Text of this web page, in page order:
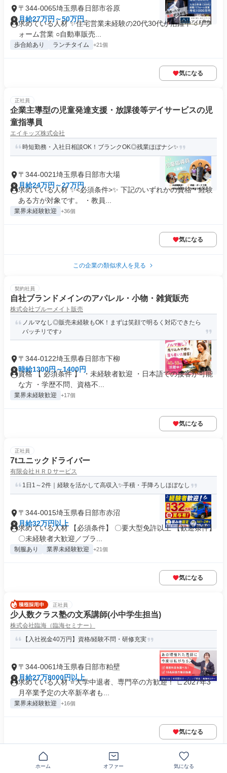
〒344-0065埼玉県春日部市谷原
月給27万円～50万円
求めている人材 ✨住宅営業未経験の20代30代が活躍中 ○リフ
ォーム営業 ○自動車販売...
歩合給あり ランチタイム +21個
気になる
正社員
企業主導型の児童発達支援・放課後等デイサービスの児
童指導員
エイキッズ株式会社
時短勤務・入社日相談OK！ブランクOK◎残業ほぼナシ✨
〒344-0021埼玉県春日部市大場
月給24万円～27万円
求めている人材 ✨<必須条件>✨ 下記のいずれかの資格・経験
ある方が対象です。 ・教員...
業界未経験歓迎 +36個
気になる
この企業の類似求人を見る
契約社員
自社ブランドメインのアパレル・小物・雑貨販売
株式会社ブルーメイト販売
ノルマなし◎販売未経験もOK！まずは笑顔で明るく対応できたら
バッチリです♪
〒344-0122埼玉県春日部市下柳
時給1300円～1400円
資格 【 必須条件 】 ・未経験者歓迎 ・日本語での接客が可能
な方 ・学歴不問、資格不...
業界未経験歓迎 +17個
気になる
正社員
7tユニックドライバー
有限会社ＨＲＤサービス
1日1～2件｜経験を活かして高収入✨手積・手降ろしほぼなし
〒344-0015埼玉県春日部市赤沼
月給32万円以上
求めている人材 【必須条件】 〇要大型免許以上 【歓迎条件】
〇未経験者大歓迎／ブラ...
制服あり 業界未経験歓迎 +21個
気になる
正社員
少人数クラス塾の文系講師(小中学生担当)
株式会社臨海（臨海セミナー）
【入社祝金40万円】資格/経験不問・研修充実
〒344-0061埼玉県春日部市粕壁
月給27万8000円以上
求めている人材 ⭐大学中退者、専門卒の方歓迎！ ∟2027年3
月卒業予定の大卒新卒者も...
業界未経験歓迎 +16個
気になる
この企業の類似求人を見る
ホーム オファー 気になる